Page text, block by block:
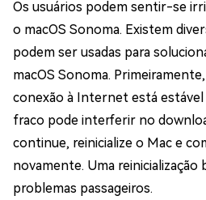
Os usuários podem sentir-se
o macOS Sonoma. Existem
podem ser usadas para
macOS Sonoma.
conexão à Internet está estável
fraco pode interferir no
continue, reinicialize o Mac e
novamente. Uma
problemas passageiros.